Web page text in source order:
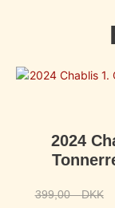
2024
399,00DKK